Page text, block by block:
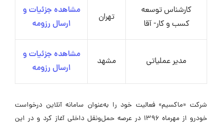
کارشناس توسعه
کسب و کار- آقا
تهران
مشاهده جزئیات و
ارسال رزومه
مدیر عملیاتی مشهد
مشاهده جزئیات و
ارسال رزومه
شرکت «ماکسیم» فعالیت خود را به‌عنوان سامانه‌ آنلاین درخواست
خودرو از مهرماه ۱۳۹۶ در عرصه‌ حمل‌ونقل داخلی آغاز کرد و در این